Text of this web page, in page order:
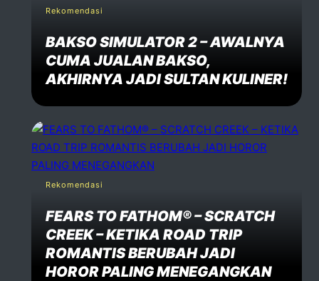
Rekomendasi
BAKSO SIMULATOR 2 – AWALNYA
CUMA JUALAN BAKSO,
AKHIRNYA JADI SULTAN KULINER!
Rekomendasi
FEARS TO FATHOM® – SCRATCH
CREEK – KETIKA ROAD TRIP
ROMANTIS BERUBAH JADI
HOROR PALING MENEGANGKAN